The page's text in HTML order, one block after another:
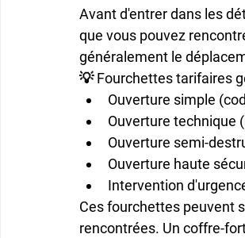
Avant d'entrer dans les
que vous pouvez
généralement le
💡 Fourchettes tarifaires
Ouverture simple
Ouverture technique
Ouverture semi-
Ouverture haute
Intervention
Ces fourchettes peuvent
rencontrées. Un coffre-